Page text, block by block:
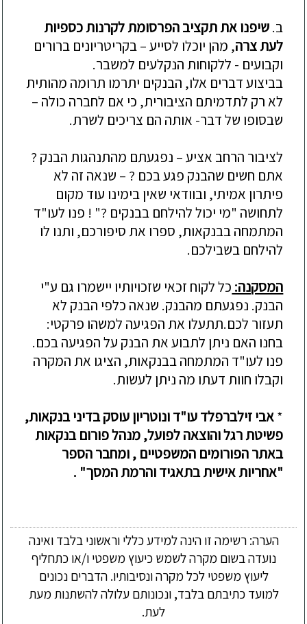
ב.שיפנו את תקציב הפרסומת לקרנות כספיות
לעת צרה, מהן יוכלו לסייע – בקריטריונים ברורים
וקבועים - ללקוחות הנקלעים למשבר.
בביצוע דברים אלו, הבנקים יתרמו תרומה מהותית
לא רק לתדמיתם הציבורית, כי אם לחברה כולה –
שבסופו של דבר- אותה הם צריכים לשרת.
לציבור הרחב אציע – נפגעתם מהתנהגות הבנק ?
אתם חשים שהבנק פגע בכם ? – שנאה זה לא
פיתרון אמיתי, ובוודאי שאין בימינו עוד מקום
לתחושה "מי יכול להילחם בבנקים ?" ! פנו לעו"ד
המתמחה בבנקאות, ספרו את סיפורכם, ותנו לו
להילחם בשבילכם.
המסקנה: כל לקוח זכאי שזכויותיו יישמרו גם ע"י
הבנק. נפגעתם מהבנק. שנאה כלפי הבנק לא
תעזור לכם.תתעלו את הפגיעה למשהו פרקטי:
בחנו האם ניתן לתבוע את הבנק על הפגיעה בכם.
פנו לעו"ד המתמחה בבנקאות, הציגו את המקרה
וקבלו חוות דעתו מה ניתן לעשות.
*אבי זילברפלדעו"ד ונוטריוןעוסק בדיני בנקאות,
פשיטת רגל והוצאה לפועל,מנהל פורום בנקאות
באתר הפורומים המשפטיים , ומחבר הספר
"אחריות אישית בתאגיד והרמת המסך" .
הערה: רשימה זו הינה למידע כללי וראשוני בלבד ואינה
נועדה בשום מקרה לשמש כיעוץ משפטי ו/או כתחליף
ליעוץ משפטי לכל מקרה ונסיבותיו. הדברים נכונים
למועד כתיבתם בלבד, ונכונותם עלולה להשתנות מעת
לעת.